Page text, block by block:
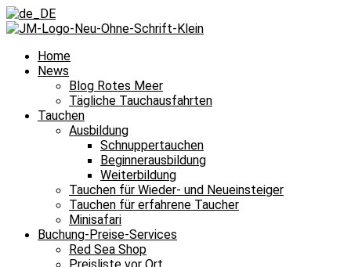
Home
News
Blog Rotes Meer
Tägliche Tauchausfahrten
Tauchen
Ausbildung
Schnuppertauchen
Beginnerausbildung
Weiterbildung
Tauchen für Wieder- und Neueinsteiger
Tauchen für erfahrene Taucher
Minisafari
Buchung-Preise-Services
Red Sea Shop